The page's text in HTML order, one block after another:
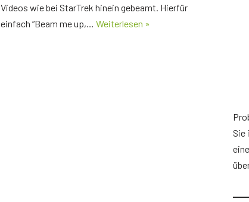
Videos wie bei StarTrek hinein gebeamt. Hierfür
einfach “Beam me up,… Weiterlesen »
Sie